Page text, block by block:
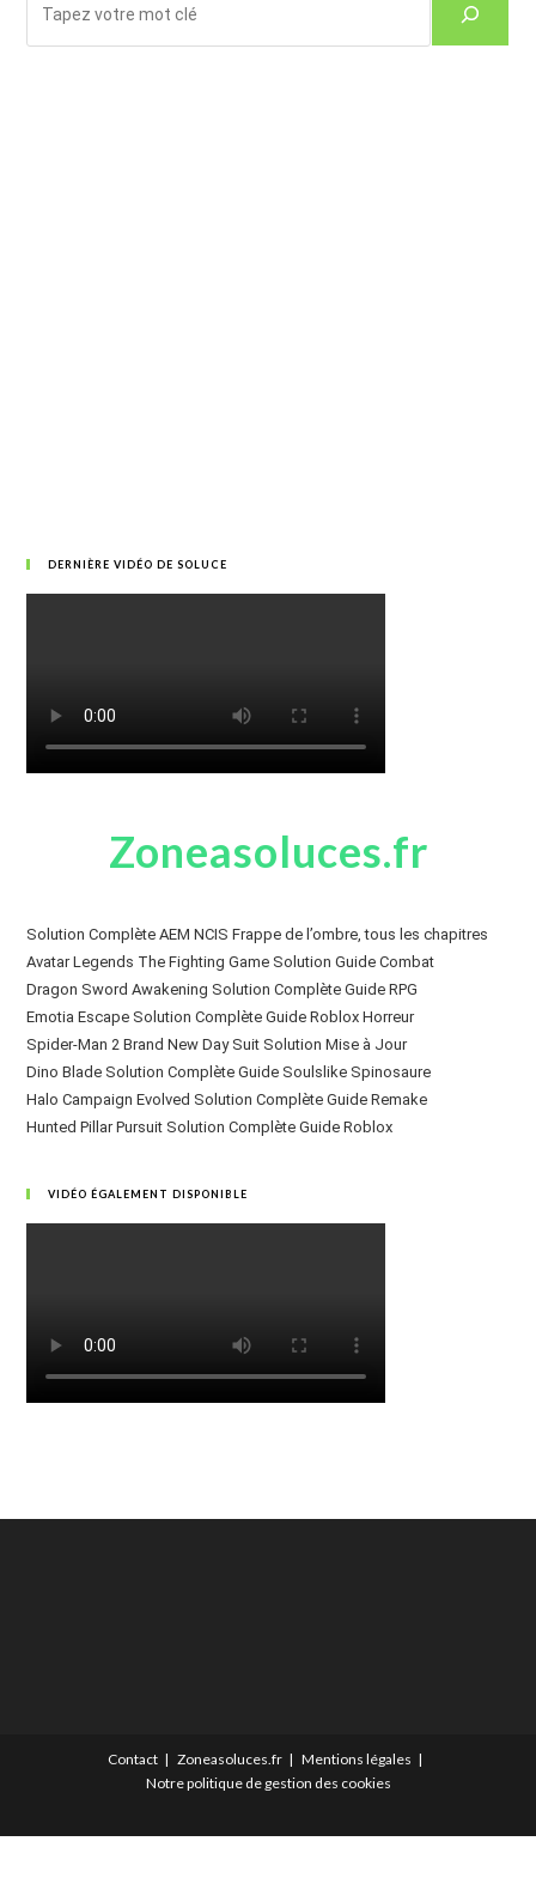
DERNIÈRE VIDÉO DE SOLUCE
Zoneasoluces.fr
Solution Complète AEM NCIS Frappe de l’ombre, tous les chapitres
Avatar Legends The Fighting Game Solution Guide Combat
Dragon Sword Awakening Solution Complète Guide RPG
Emotia Escape Solution Complète Guide Roblox Horreur
Spider-Man 2 Brand New Day Suit Solution Mise à Jour
Dino Blade Solution Complète Guide Soulslike Spinosaure
Halo Campaign Evolved Solution Complète Guide Remake
Hunted Pillar Pursuit Solution Complète Guide Roblox
VIDÉO ÉGALEMENT DISPONIBLE
Contact Zoneasoluces.fr
Mentions légales
Notre politique de gestion des cookies